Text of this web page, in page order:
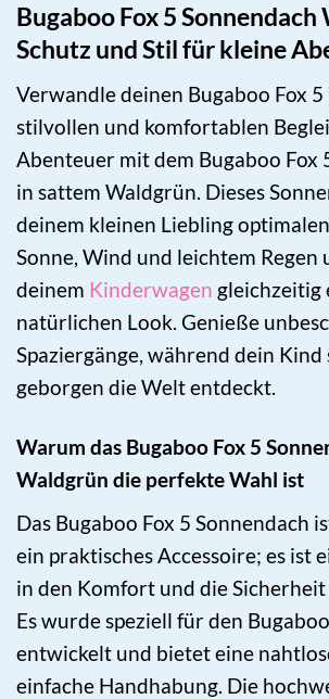
Bugaboo Fox 5 Sonnendach
Schutz und Stil für kleine
Verwandle deinen Bugaboo Fox 5
stilvollen und komfortablen
Abenteuer mit dem Bugaboo Fox
in sattem Waldgrün. Dieses
deinem kleinen Liebling
Sonne, Wind und leichtem
deinem Kinderwagen gleichzeitig
natürlichen Look. Genieße
Spaziergänge, während dein Kind
geborgen die Welt entdeckt.
Warum das Bugaboo Fox 5
Waldgrün die perfekte Wahl ist
Das Bugaboo Fox 5 Sonnendach
ein praktisches Accessoire; es ist
in den Komfort und die Sicherheit
Es wurde speziell für den
entwickelt und bietet eine
einfache Handhabung. Die